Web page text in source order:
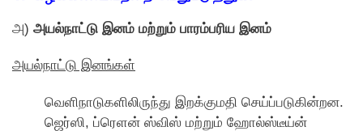
அ) அயல்நாட்டு இனம் மற்றும் பாரம்பரிய இனம்
அயல்நாட்டு இனங்கள்
வெளிநாடுகளிலிருந்து இறக்குமதி செய்ப்படுகின்றன.
ஜெர்ஸி, ப்ரெளன் ஸ்விஸ் மற்றும் ஹோல்ஸ்டீய்ன்